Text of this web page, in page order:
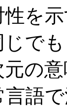
性を
で
元の
語